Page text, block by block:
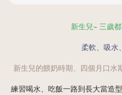
新生兒~ 三歲
柔軟、吸水
新生兒的餵奶時期、四個月口水
練習喝水、吃飯一路到長大當造